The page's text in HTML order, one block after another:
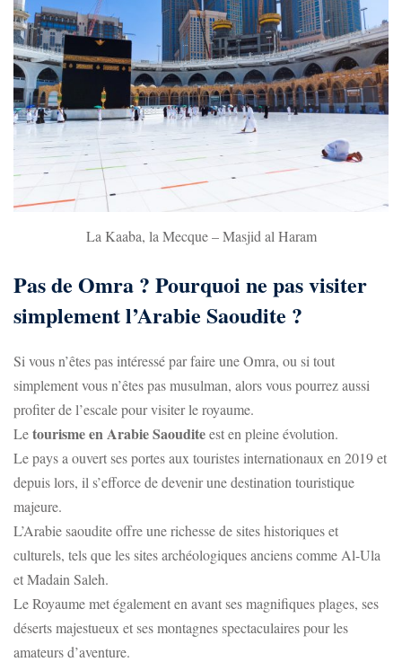
La Kaaba, la Mecque – Masjid al Haram
Pas de Omra ? Pourquoi ne pas visiter
simplement l’Arabie Saoudite ?
Si vous n’êtes pas intéressé par faire une Omra, ou si tout
simplement vous n’êtes pas musulman, alors vous pourrez aussi
profiter de l’escale pour visiter le royaume.
Letourisme en Arabie Saouditeest en pleine évolution.
Le pays a ouvert ses portes aux touristes internationaux en 2019 et
depuis lors, il s’efforce de devenir une destination touristique
majeure.
L’Arabie saoudite offre une richesse de sites historiques et
culturels, tels que les sites archéologiques anciens comme Al-Ula
et Madain Saleh.
Le Royaume met également en avant ses magnifiques plages, ses
déserts majestueux et ses montagnes spectaculaires pour les
amateurs d’aventure.